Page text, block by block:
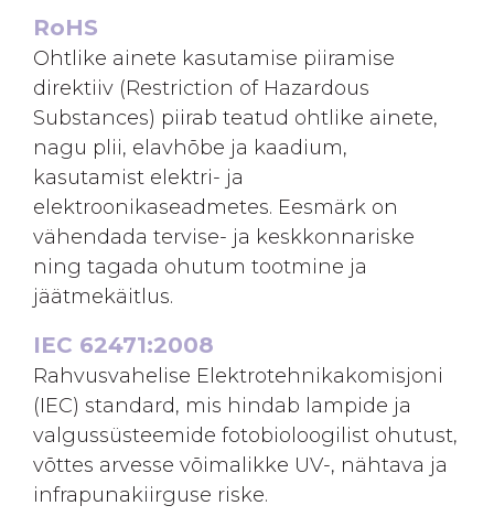
RoHS
Ohtlike ainete kasutamise piiramise
direktiiv (Restriction of Hazardous
Substances) piirab teatud ohtlike ainete,
nagu plii, elavhõbe ja kaadium,
kasutamist elektri- ja
elektroonikaseadmetes. Eesmärk on
vähendada tervise- ja keskkonnariske
ning tagada ohutum tootmine ja
jäätmekäitlus.
IEC 62471:2008
Rahvusvahelise Elektrotehnikakomisjoni
(IEC) standard, mis hindab lampide ja
valgussüsteemide fotobioloogilist ohutust,
võttes arvesse võimalikke UV-, nähtava ja
infrapunakiirguse riske.